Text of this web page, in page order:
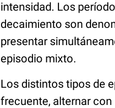
intensidad. Los
decaimiento son
presentar
episodio mixto.
Los distintos tipos de
frecuente, alternar